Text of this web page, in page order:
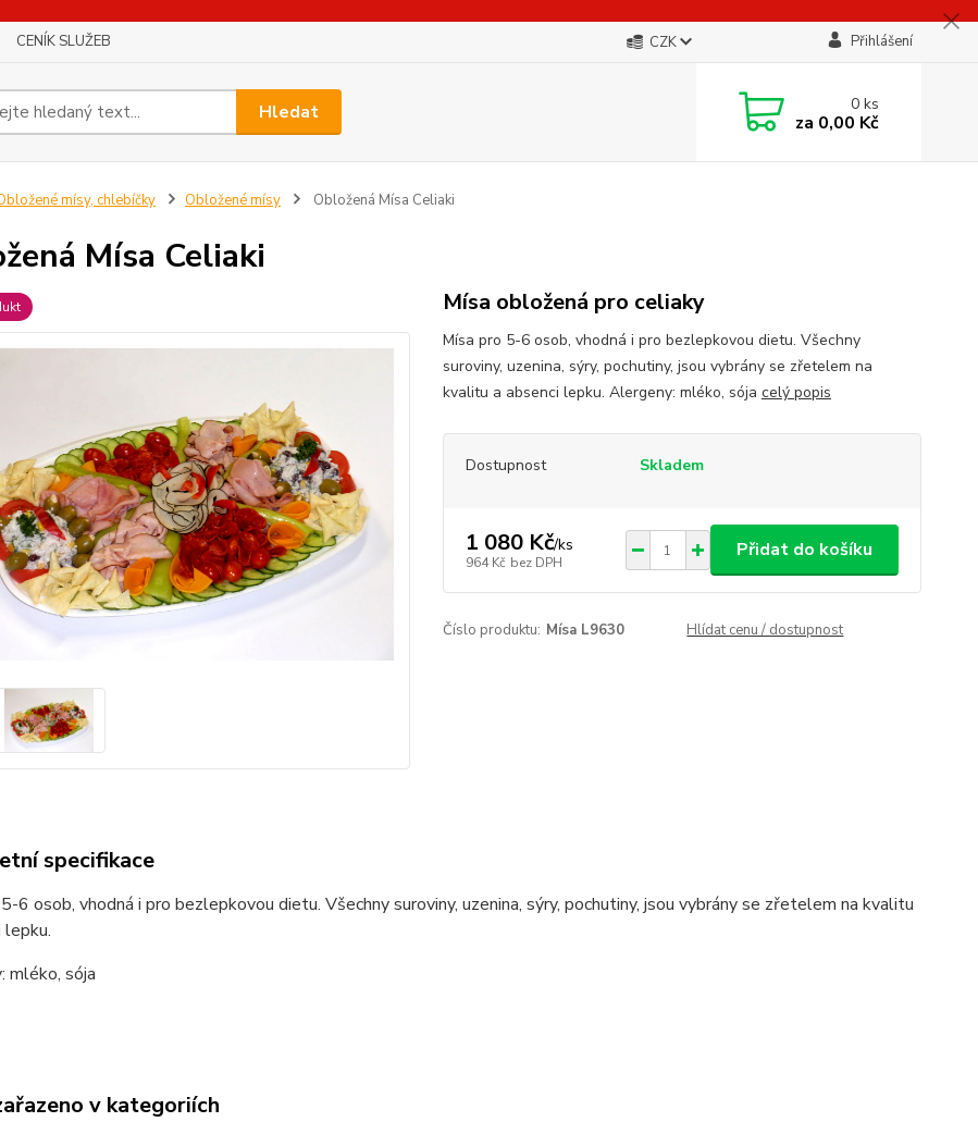
CENÍK SLUŽEB CZK Přihlášení
Hledat 0ks
za 0,00 Kč
mísy, chlebíčky Obložené mísy Obložená Mísa Celiaki
Mísa Celiaki
Mísa obložená pro celiaky
Mísa pro 5-6 osob, vhodná i pro bezlepkovou dietu. Všechny
suroviny, uzenina, sýry, pochutiny, jsou vybrány se zřetelem na
kvalitu a absenci lepku. Alergeny: mléko, sója celý popis
Dostupnost Skladem
1 080 Kč/ks
964 Kč bez DPH
Přidat do košíku
Číslo produktu: Mísa L9630 Hlídat cenu / dostupnost
specifikace
6 osob, vhodná i pro bezlepkovou dietu. Všechny suroviny, uzenina, sýry, pochutiny, jsou vybrány se zřetelem na kvalitu
lepku.
mléko, sója
v kategoriích